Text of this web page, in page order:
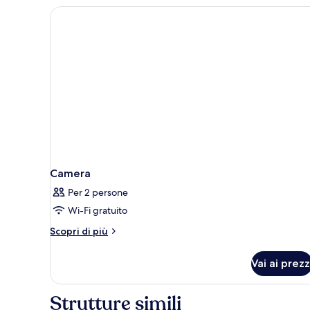
letto
queen
Camera
Per 2 persone
Wi-Fi gratuito
Scopri di più
Altri
Vai ai
Strutture simili